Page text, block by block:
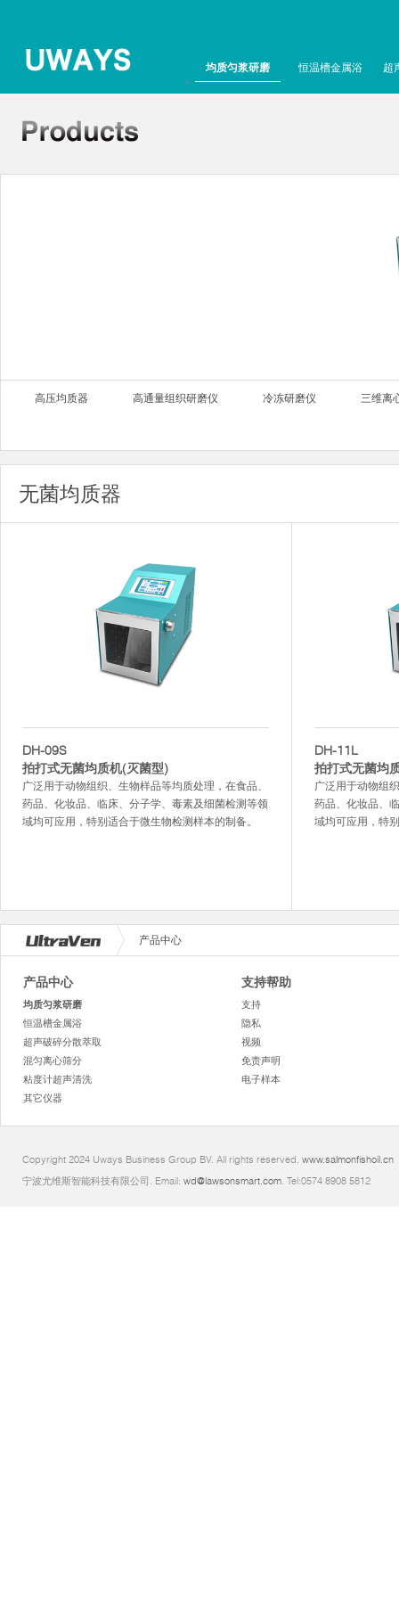
均质匀浆研磨 恒温槽金属浴 超
高压均质器 高通量组织研磨仪 冷冻研磨仪 三维离
无菌均质器
DH-09S
拍打式无菌均质机(灭菌型)
广泛用于动物组织、生物样品等均质处理，在食品、
药品、化妆品、临床、分子学、毒素及细菌检测等领
域均可应用，特别适合于微生物检测样本的制备。
DH-11L
拍打式无菌均
广泛用于动物组
药品、化妆品、
域均可应用，特
产品中心
产品中心
均质匀浆研磨
恒温槽金属浴
超声破碎分散萃取
混匀离心筛分
粘度计超声清洗
其它仪器
支持帮助
支持
隐私
视频
免责声明
电子样本
Copyright 2024 Uways Business Group BV. All rights reserved. www.salmonfishoil.cn
宁波尤维斯智能科技有限公司. Email: wd@lawsonsmart.com. Tel:0574 8908 5812